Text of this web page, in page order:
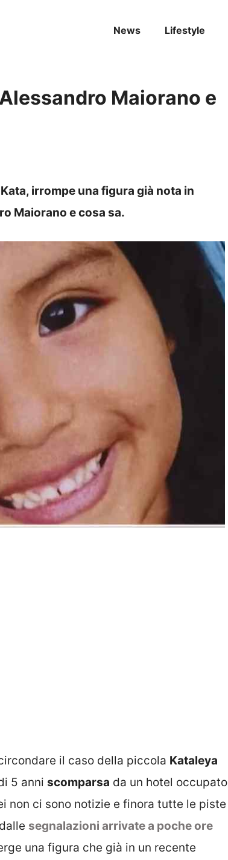
News Lifestyle
Maiorano e
irrompe una figura già nota in
Maiorano e cosa sa.
il caso della piccola Kataleya
5 anni scomparsa da un hotel occupato
non ci sono notizie e finora tutte le piste
segnalazioni arrivate a poche ore
una figura che già in un recente